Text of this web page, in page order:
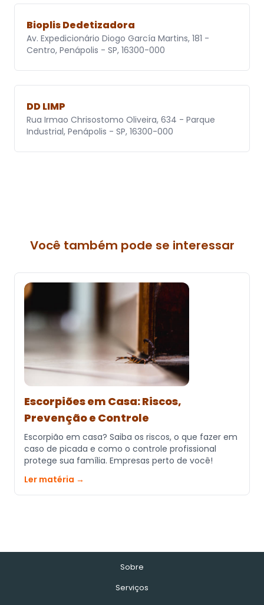
Bioplis Dedetizadora
Av. Expedicionário Diogo García Martins, 181 -
Centro, Penápolis - SP, 16300-000
DD LIMP
Rua Irmao Chrisostomo Oliveira, 634 - Parque
Industrial, Penápolis - SP, 16300-000
Você também pode se interessar
Escorpiões em Casa: Riscos,
Prevenção e Controle
Escorpião em casa? Saiba os riscos, o que fazer em
caso de picada e como o controle profissional
protege sua família. Empresas perto de você!
Ler matéria →
Sobre
Serviços